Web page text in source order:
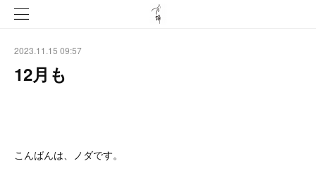
2023.11.15 09:57
12月も
こんばんは、ノダです。